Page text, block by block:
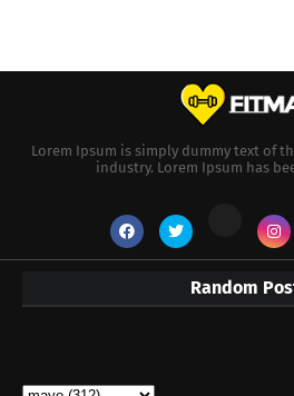
Lorem Ipsum is simply dummy text of
industry. Lorem Ipsum has
Random